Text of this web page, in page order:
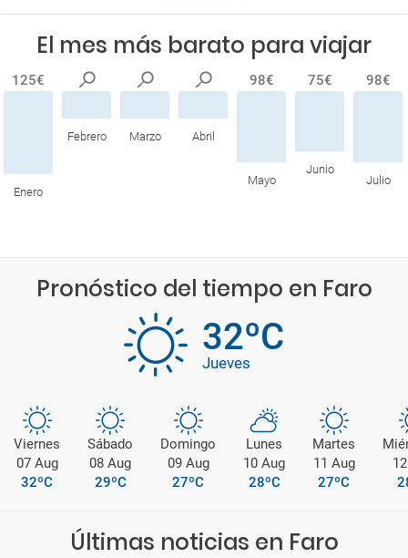
El mes más barato para viajar
125€
Enero
Febrero Marzo Abril
98€
Mayo
75€
Junio
98€
Julio
Pronóstico del tiempo en Faro
32ºC
Jueves
Viernes
07 Aug
32ºC
Sábado
08 Aug
29ºC
Domingo
09 Aug
27ºC
Lunes
10 Aug
28ºC
Martes
11 Aug
27ºC
Últimas noticias en Faro